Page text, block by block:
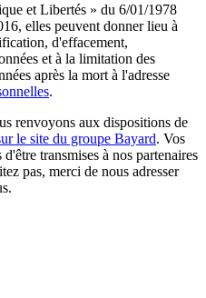
et Libertés » du 6/01/1978
elles peuvent donner lieu à
d'effacement,
et à la limitation des
après la mort à l'adresse
.
renvoyons aux dispositions de
le site du groupe Bayard. Vos
transmises à nos partenaires
pas, merci de nous adresser